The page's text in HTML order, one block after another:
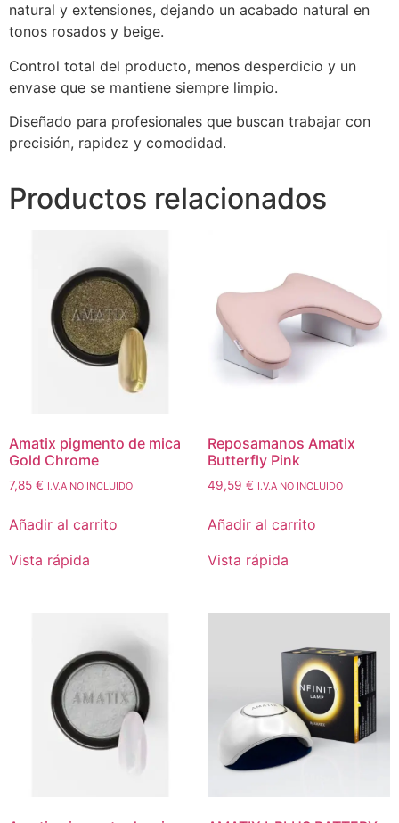
natural y extensiones, dejando un acabado natural en
tonos rosados y beige.
Control total del producto, menos desperdicio y un
envase que se mantiene siempre limpio.
Diseñado para profesionales que buscan trabajar con
precisión, rapidez y comodidad.
Productos relacionados
Amatix pigmento de mica
Gold Chrome
7,85 € I.V.A NO INCLUIDO
Añadir al carrito
Vista rápida
Reposamanos Amatix
Butterfly Pink
49,59 € I.V.A NO INCLUIDO
Añadir al carrito
Vista rápida